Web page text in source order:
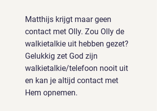
Matthijs krijgt maar geen
contact met Olly. Zou Olly de
walkietalkie uit hebben gezet?
Gelukkig zet God zijn
walkietalkie/telefoon nooit uit
en kan je altijd contact met
Hem opnemen.